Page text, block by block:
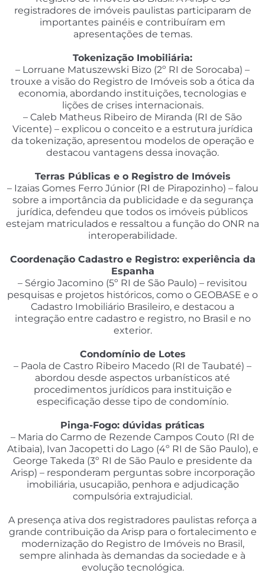
registradores de imóveis paulistas participaram de
importantes painéis e contribuíram em
apresentações de temas.
Tokenização Imobiliária:
– Lorruane Matuszewski Bizo (2º RI de Sorocaba) –
trouxe a visão do Registro de Imóveis sob a ótica da
economia, abordando instituições, tecnologias e
lições de crises internacionais.
– Caleb Matheus Ribeiro de Miranda (RI de São
Vicente) – explicou o conceito e a estrutura jurídica
da tokenização, apresentou modelos de operação e
destacou vantagens dessa inovação.
Terras Públicas e o Registro de Imóveis
– Izaias Gomes Ferro Júnior (RI de Pirapozinho) – falou
sobre a importância da publicidade e da segurança
jurídica, defendeu que todos os imóveis públicos
estejam matriculados e ressaltou a função do ONR na
interoperabilidade.
Coordenação Cadastro e Registro: experiência da
Espanha
– Sérgio Jacomino (5º RI de São Paulo) – revisitou
pesquisas e projetos históricos, como o GEOBASE e o
Cadastro Imobiliário Brasileiro, e destacou a
integração entre cadastro e registro, no Brasil e no
exterior.
Condomínio de Lotes
– Paola de Castro Ribeiro Macedo (RI de Taubaté) –
abordou desde aspectos urbanísticos até
procedimentos jurídicos para instituição e
especificação desse tipo de condomínio.
Pinga-Fogo: dúvidas práticas
– Maria do Carmo de Rezende Campos Couto (RI de
Atibaia), Ivan Jacopetti do Lago (4º RI de São Paulo), e
George Takeda (3º RI de São Paulo e presidente da
Arisp) – responderam perguntas sobre incorporação
imobiliária, usucapião, penhora e adjudicação
compulsória extrajudicial.
A presença ativa dos registradores paulistas reforça a
grande contribuição da Arisp para o fortalecimento e
modernização do Registro de Imóveis no Brasil,
sempre alinhada às demandas da sociedade e à
evolução tecnológica.